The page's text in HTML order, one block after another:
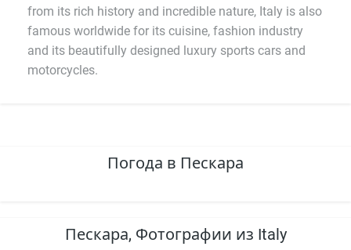
from its rich history and incredible nature, Italy is also
famous worldwide for its cuisine, fashion industry
and its beautifully designed luxury sports cars and
motorcycles.
Погода в Пескара
Пескара, Фотографии из Italy